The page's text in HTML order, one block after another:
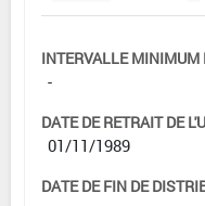
INTERVALLE MINIMUM
-
DATE DE RETRAIT DE
01/11/1989
DATE DE FIN DE